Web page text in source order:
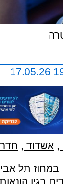
, אשדוד ,
תל
בגין